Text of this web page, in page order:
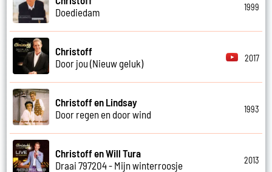
Doediedam
1999
Christoff
Door jou (Nieuw geluk)
2017
Christoff en Lindsay
Door regen en door wind
1993
Christoff en Will Tura
Draai 797204 - Mijn winterroosje
2013